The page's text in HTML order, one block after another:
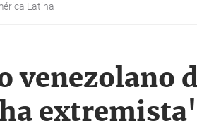
Latina
venezolano